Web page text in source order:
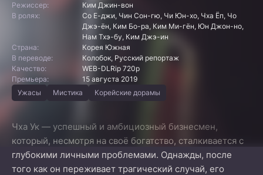
Режиссер:
Ким Джин-вон
В ролях:
Со Е-джи, Чин Сон-гю, Чи Юн-хо, Чха Ёп, Чо
Джэ-ён, Ким Бо-ра, Ким Ми-гён, Юн Джон-но,
Нам Тхэ-бу, Ким Джэ-ин
Страна:
Корея Южная
В переводе:
Колобок, Русский репортаж
Качество:
WEB-DLRip 720p
Премьера:
15 августа 2019
Ужасы
Мистика Корейские дорамы
Чха Ук — успешный и амбициозный бизнесмен,
который, несмотря на своё богатство, сталкивается с
глубокими личными проблемами. Однажды, после
того как он переживает трагический случай, его